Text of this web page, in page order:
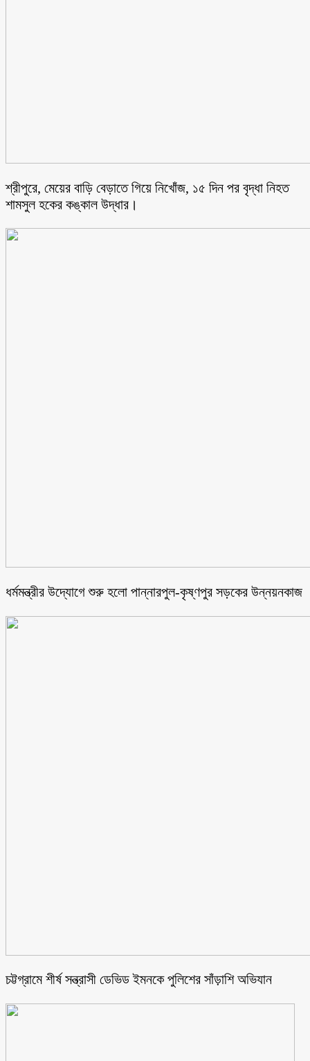
শ্রীপুরে, মেয়ের বাড়ি বেড়াতে গিয়ে নিখোঁজ, ১৫ দিন পর বৃদ্ধা নিহত
শামসুল হকের কঙ্কাল উদ্ধার।
ধর্মমন্ত্রীর উদ্যোগে শুরু হলো পান্নারপুল-কৃষ্ণপুর সড়কের উন্নয়নকাজ
চট্টগ্রামে শীর্ষ সন্ত্রাসী ডেভিড ইমনকে পুলিশের সাঁড়াশি অভিযান